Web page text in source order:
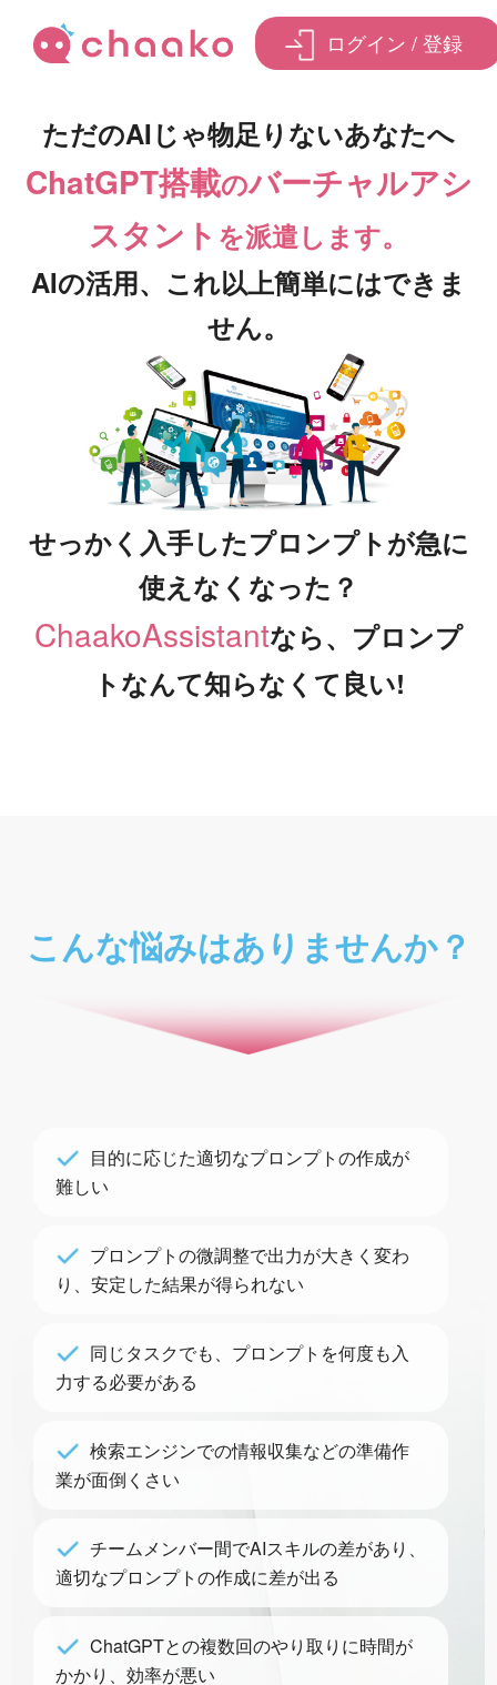
ログイン / 登録
ただのAIじゃ物足りないあなたへ
ChatGPT搭載のバーチャルアシ
スタント を派遣します。
AIの活用、これ以上簡単にはできま
せん。
せっかく入手したプロンプトが急に
使えなくなった？
ChaakoAssistantなら、プロンプ
トなんて知らなくて良い!
こんな悩みはありませんか？
目的に応じた適切なプロンプトの作成が
難しい
プロンプトの微調整で出力が大きく変わ
り、安定した結果が得られない
同じタスクでも、プロンプトを何度も入
力する必要がある
検索エンジンでの情報収集などの準備作
業が面倒くさい
チームメンバー間でAIスキルの差があり、
適切なプロンプトの作成に差が出る
ChatGPTとの複数回のやり取りに時間が
かかり、効率が悪い